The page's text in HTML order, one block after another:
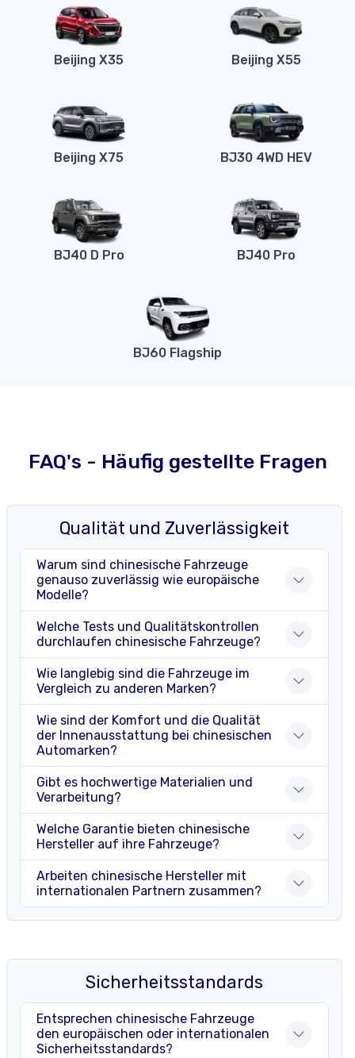
Beijing X35 Beijing X55
Beijing X75 BJ30 4WD HEV
BJ40 D Pro BJ40 Pro
BJ60 Flagship
FAQ's - Häufig gestellte Fragen
Qualität und Zuverlässigkeit
Warum sind chinesische Fahrzeuge
genauso zuverlässig wie europäische
Modelle?
Welche Tests und Qualitätskontrollen
durchlaufen chinesische Fahrzeuge?
Wie langlebig sind die Fahrzeuge im
Vergleich zu anderen Marken?
Wie sind der Komfort und die Qualität
der Innenausstattung bei chinesischen
Automarken?
Gibt es hochwertige Materialien und
Verarbeitung?
Welche Garantie bieten chinesische
Hersteller auf ihre Fahrzeuge?
Arbeiten chinesische Hersteller mit
internationalen Partnern zusammen?
Sicherheitsstandards
Entsprechen chinesische Fahrzeuge
den europäischen oder internationalen
Sicherheitsstandards?